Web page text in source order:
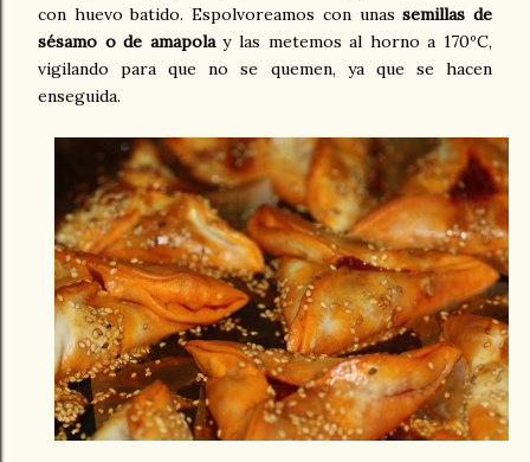
con huevo batido. Espolvoreamos con unassemillas de
sésamo ode amapola y las metemos al horno a 170ºC,
vigilando para que no se quemen, ya que se hacen
enseguida.